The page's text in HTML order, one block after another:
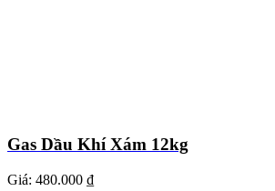
Gas Dầu Khí Xám 12kg
Giá: 480.000 ₫